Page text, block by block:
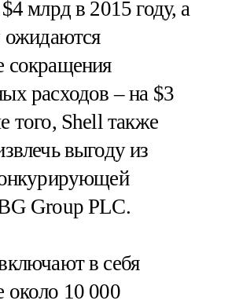
млрд в 2015 году, а
ожидаются
сокращения
расходов – на $3
того, Shell также
выгоду из
Group PLC.
в себя
около 10 000